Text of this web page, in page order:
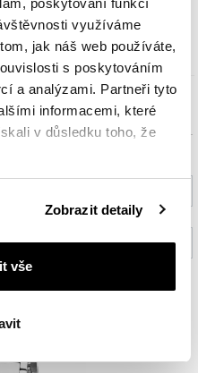
využíváme
jak náš web používáte,
s poskytováním
a analýzami. Partneři tyto
informacemi, které
v důsledku toho, že
osobních údajů
Zobrazit detaily
vše
prodejně
konkrétní prodejnu